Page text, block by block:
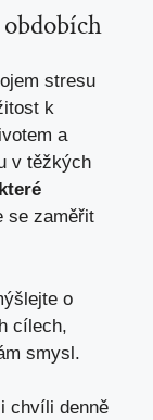
stresu
k
a
v těžkých
se zaměřit
o
cílech,
smysl.
chvíli denně